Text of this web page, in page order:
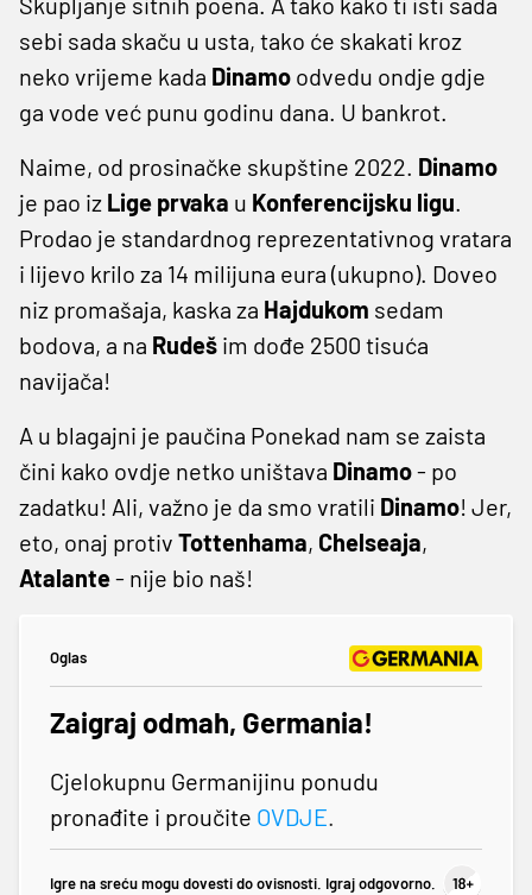
sebi sada skaču u usta, tako će skakati kroz
neko vrijeme kada Dinamo odvedu ondje gdje
ga vode već punu godinu dana. U bankrot.
Naime, od prosinačke skupštine 2022. Dinamo
je pao iz Lige prvaka u Konferencijsku ligu
Prodao je standardnog reprezentativnog vratara
i lijevo krilo za 14 milijuna eura (ukupno). Doveo
niz promašaja, kaska za Hajdukom sedam
bodova, a na Rudeš im dođe 2500 tisuća
navijača!
A u blagajni je paučina Ponekad nam se zaista
čini kako ovdje netko uništava Dinamo- po
zadatku! Ali, važno je da smo vratili Dinamo! Jer,
eto, onaj protiv Tottenhama, Chelseaja,
Atalante- nije bio naš!
Oglas
Zaigraj odmah, Germania!
Cjelokupnu Germanijinu ponudu
pronađite i proučite OVDJE
Igre na sreću mogu dovesti do ovisnosti. Igraj odgovorno.